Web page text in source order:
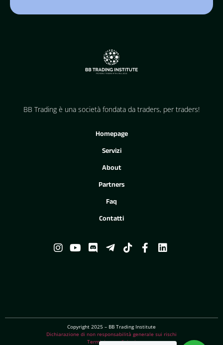
BB Trading è una società fondata da traders, per traders!
Homepage
Servizi
About
Partners
Faq
Contatti
Copyright 2025 – BB Trading Institute
Dichiarazione di non responsabilità generale sui rischi
Termini e condizioni